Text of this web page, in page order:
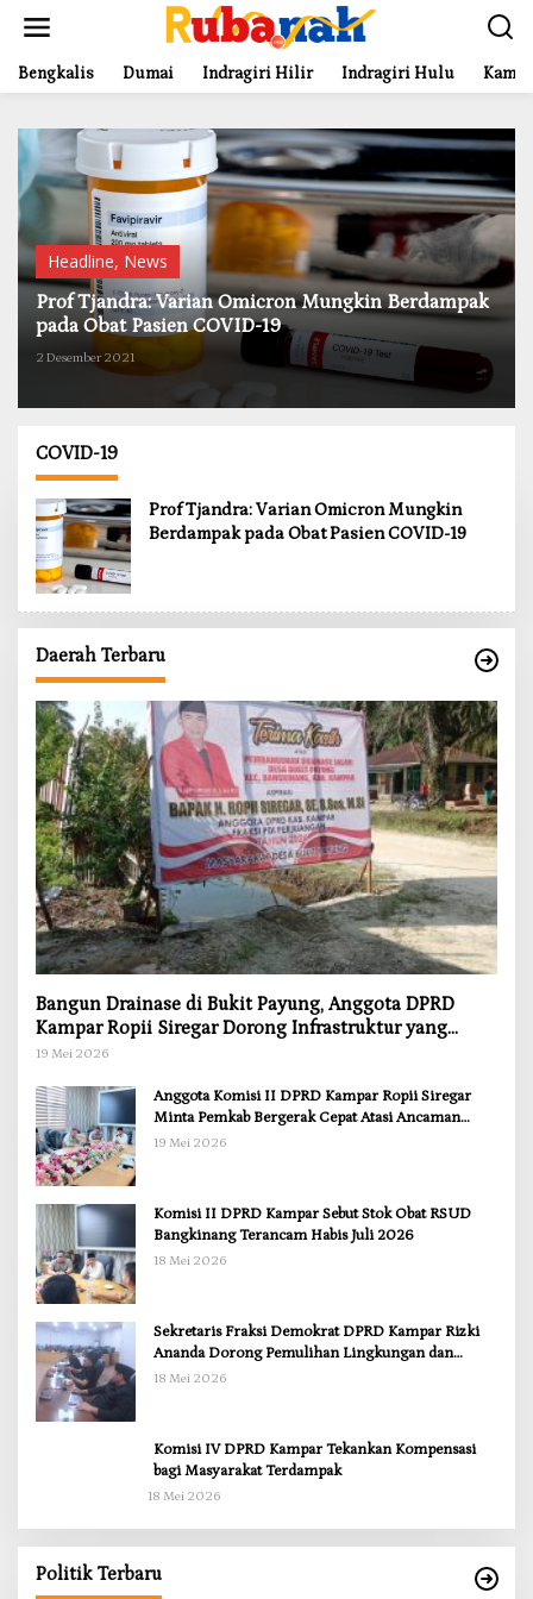
t
Bengkalis Dumai Indragiri Hilir Indragiri Hulu
Headline, News
Prof Tjandra: Varian Omicron Mungkin Berdampak
pada Obat Pasien COVID-19
2 Desember 2021
COVID-19
Prof Tjandra: Varian Omicron Mungkin
Berdampak pada Obat Pasien COVID-19
Daerah Terbaru
Bangun Drainase di Bukit Payung, Anggota DPRD
Kampar Ropii Siregar Dorong Infrastruktur yang
Menyentuh Kebutuhan Dasar
19 Mei 2026
Anggota Komisi II DPRD Kampar Ropii Siregar
Minta Pemkab Bergerak Cepat Atasi Ancaman
Kekosongan Obat demi Wujudkan Kampar Dihati
19 Mei 2026
Komisi II DPRD Kampar Sebut Stok Obat RSUD
Bangkinang Terancam Habis Juli 2026
18 Mei 2026
Sekretaris Fraksi Demokrat DPRD Kampar Rizki
Ananda Dorong Pemulihan Lingkungan dan
Kompensasi untuk Warga Sungai Tapung
18 Mei 2026
Komisi IV DPRD Kampar Tekankan Kompensasi
bagi Masyarakat Terdampak
18 Mei 2026
Politik Terbaru
Minta Pemkab Bergerak Cepat Atasi Ancaman
Kekosongan Obat demi Wujudkan Kampar Dihati
Di Berita, Daerah, Kampar, News, Politik, Riau